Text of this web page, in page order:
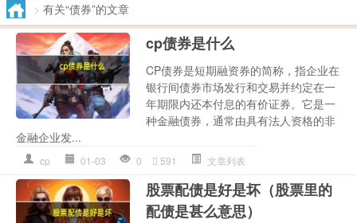
> 有关“债券”的文章
cp债券是什么
CP债券是短期融资券的简称，指企业在
银行间债券市场发行和交易并约定在一
年期限内还本付息的有价证券。它是一
种金融债券，通常由具有法人资格的非
金融企业发...
cp 01-03 0 591 文章列表
股票配债是好是坏（股票里的
配债是甚么意思）